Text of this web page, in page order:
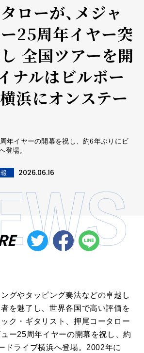
ローが、メジャ
25周年イヤー突
全国ツアーを開
ナルはビルボー
浜にオンステー
年イヤーの開幕を祝し、約6年ぶりにビ
登場。
2026.06.16
グやタッピング奏法などの卓越し
を魅了し、世界各国で高い評価を
ク・ギタリスト、押尾コータロー
ー25周年イヤーの開幕を祝し、約
ドライブ横浜へ登場。2002年に